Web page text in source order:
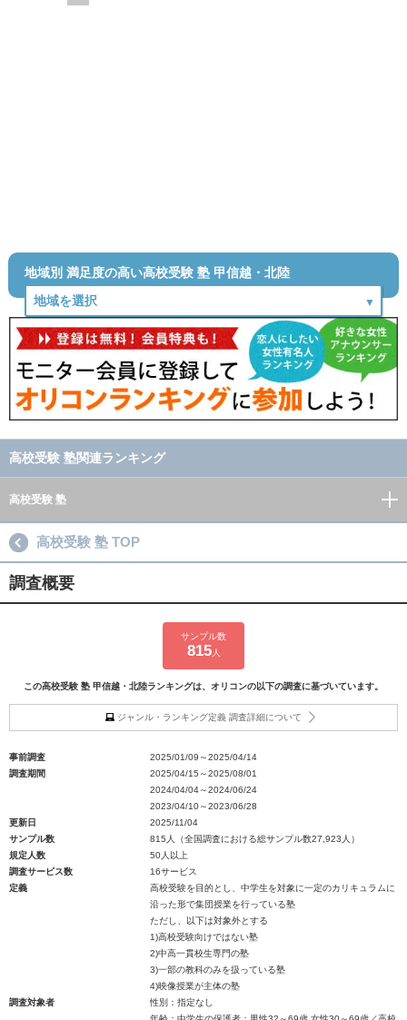
地域別 満足度の高い高校受験 塾 甲信越・北陸
高校受験 塾関連ランキング
高校受験 塾
高校受験 塾 TOP
調査概要
サンプル数
815人
この高校受験 塾 甲信越・北陸ランキングは、オリコンの以下の調査に基づいています。
ジャンル・ランキング定義 調査詳細について
事前調査
2025/01/09～2025/04/14
調査期間
2025/04/15～2025/08/01
2024/04/04～2024/06/24
2023/04/10～2023/06/28
更新日
2025/11/04
サンプル数
815人（全国調査における総サンプル数27,923人）
規定人数
50人以上
調査サービス数
16サービス
定義
高校受験を目的とし、中学生を対象に一定のカリキュラムに
沿った形で集団授業を行っている塾
ただし、以下は対象外とする
1)高校受験向けではない塾
2)中高一貫校生専門の塾
3)一部の教科のみを扱っている塾
4)映像授業が主体の塾
調査対象者
性別：指定なし